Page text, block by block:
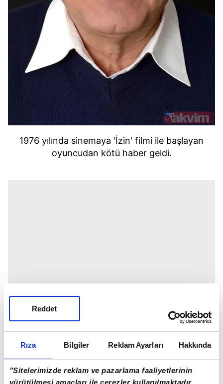
Rıza Bilgiler Reklam Ayarları Hakkında
"Sitelerimizde reklam ve pazarlama faaliyetlerinin
Reddet
1976 yılında sinemaya 'İzin' filmi ile başlayan
oyuncudan kötü haber geldi.